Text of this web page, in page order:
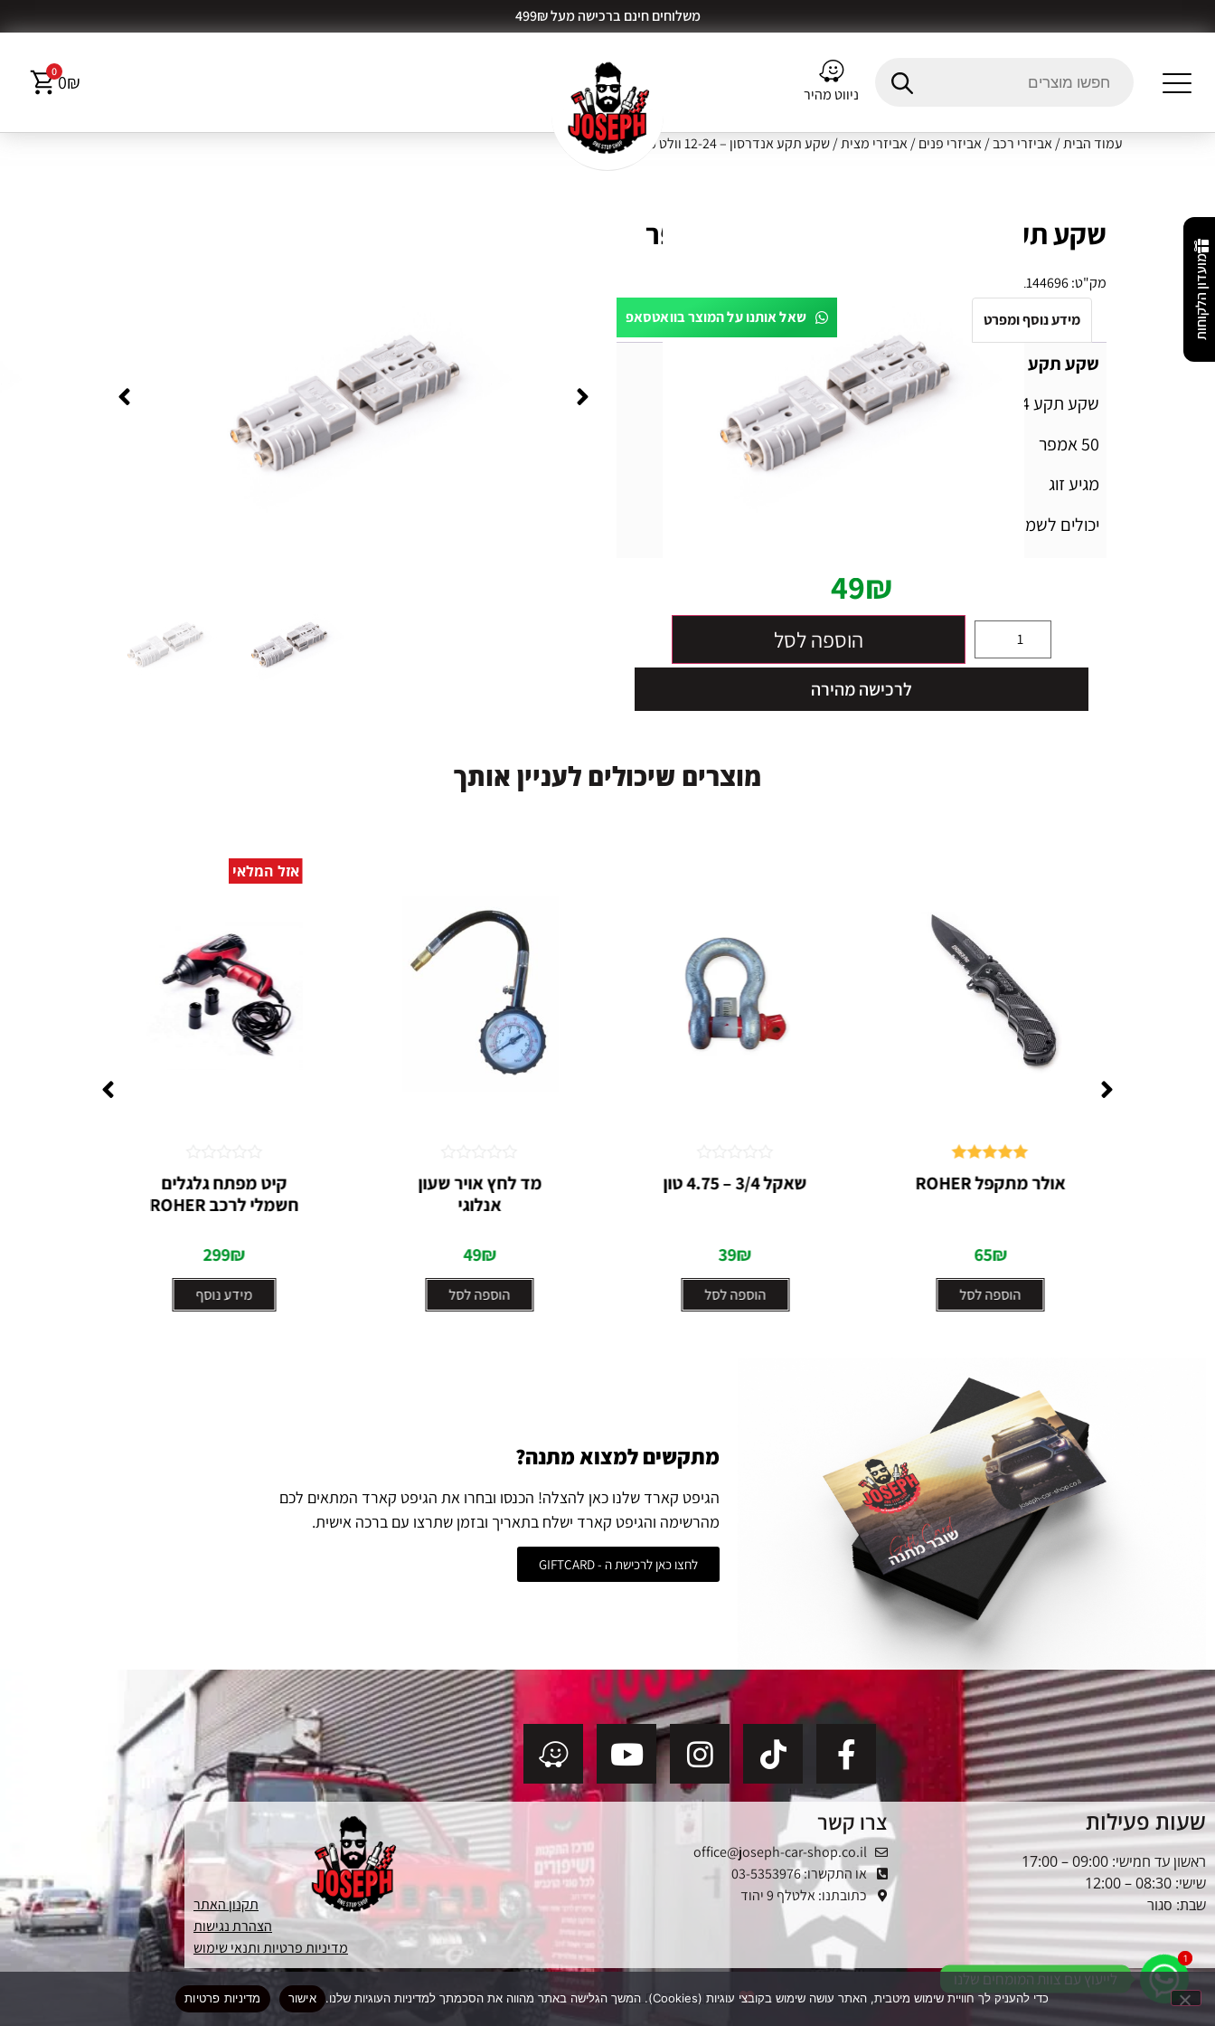
משלוחים חינם ברכישה מעל 499₪
ניווט מהיר
00₪
מועדון הלקוחות
עמוד הבית/אביזרי רכב/אביזרי פנים/אביזרי מצית/ שקע תקע אנדרסון – 12-24 וולט 50 אמפר
שקע תקע אנדרסון – 12-24 וולט 50 אמפר
מק"ט:1144696
שאל אותנו על המוצר בוואטסאפ
מידע נוסף ומפרט חוות דעת (0)
שקע תקע אנדרסון
שקע תקע 12-24 וולט
50 אמפר
מגיע זוג
יכולים לשמש גם כשקע וגם תקע
49₪
הוספה לסל
לרכישה מהירה
מוצרים שיכולים לעניין אותך
אולר מתקפל ROHER
65₪
הוספה לסל
5.00
מתוך 5
שאקל 3/4 – 4.75 טון
39₪
הוספה לסל
0
מד לחץ אויר שעון
אנלוגי
49₪
הוספה לסל
0
אזל המלאי
קיט מפתח גלגלים
חשמלי לרכב ROHER
299₪
מידע נוסף
דורג
0
מתוך
מתקשים למצוא מתנה?
הגיפט קארד שלנו כאן להצלה! הכנסו ובחרו את הגיפט קארד המתאים לכם
מהרשימה והגיפט קארד ישלח בתאריך ובזמן שתרצו עם ברכה אישית.
לחצו כאן לרכישת ה - GIFTCARD
שעות פעילות
ראשון עד חמישי: 09:00 – 17:00
שישי: 08:30 – 12:00
שבת: סגור
צרו קשר
office@joseph-car-shop.co.il
או התקשרו: 03-5353976
כתובתנו: אלטלף 9 יהוד
תקנון האתר
הצהרת נגישות
מדיניות פרטיות ותנאי שימוש
נבנה ב ע"י בן - ג'ט בניית אתריםכדי להעניק לך חוויית שימוש מיטבית, האתר עושה שימוש בקובצי עוגיות (Cookies). המשך הגלישה באתר מהווה את הסכמתך למדיניות העוגיות שלנו. אישור מדיניות פרטיות
לייעוץ עם צוות המומחים שלנו
11